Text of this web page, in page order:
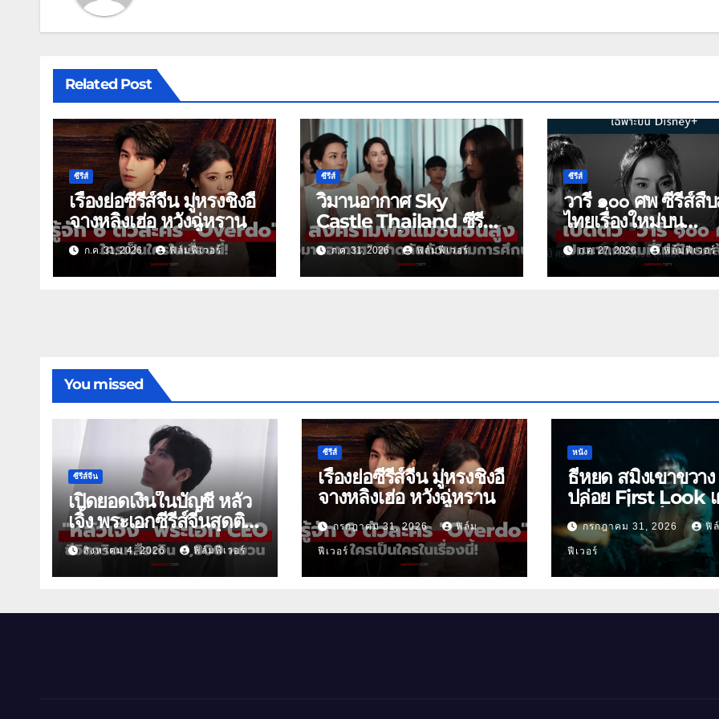
Related Post
ซีรีส์
เรื่องย่อซีรีส์จีน มู่หรงชิงอี้
จางหลิงเฮ่อ หวังฉู่หราน
ก.ค. 31, 2026 ฟิล์มฟีเวอร์
ซีรีส์
วิมานอากาศ Sky
Castle Thailand ซีรีส์
ดราม่าฟอร์มยักษ์ ช่อง
วัน31
ก.ค. 31, 2026 ฟิล์มฟีเวอร์
ซีรีส์
วารี ๑๐๐ ศพ ซีรีส์สื
ไทยเรื่องใหม่บน
Disney+
ก.ค. 27, 2026 ฟิล์มฟีเวอร์
You missed
ซีรีส์จีน
เปิดยอดเงินในบัญชี หลัว
เจิ้ง พระเอกซีรีส์จีนสุดติด
ดินสิงหาคม 4, 2026 ฟิล์มฟีเวอร์
ซีรีส์
เรื่องย่อซีรีส์จีน มู่หรงชิงอี้
จางหลิงเฮ่อ หวังฉู่หราน
กรกฎาคม 31, 2026 ฟิล์ม
ฟีเวอร์
หนัง
ธี่หยด สมิงเขาขวาง
ปล่อย First Look
เริ่มต้นพี่ยักษ์ 30 ก.
กรกฎาคม 31, 2026 ฟิ
ฟีเวอร์